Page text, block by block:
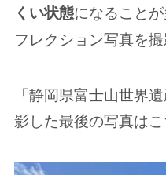
くい状態になること
フレクション写真を撮
「静岡県富士山世界
影した最後の写真はこ